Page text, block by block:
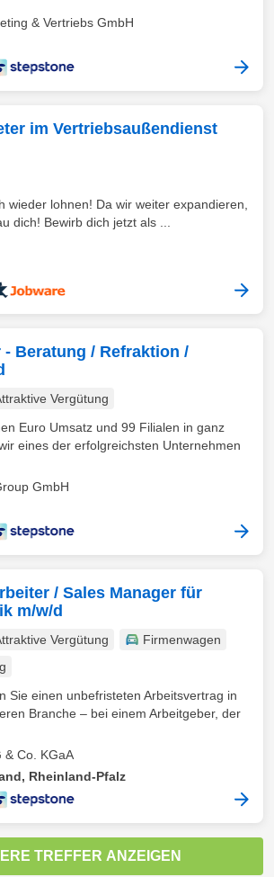
& Vertriebs GmbH
im Vertriebsaußendienst
wieder lohnen! Da wir weiter expandieren,
dich! Bewirb dich jetzt als ...
Beratung / Refraktion /
Vergütung
Euro Umsatz und 99 Filialen in ganz
eines der erfolgreichsten Unternehmen
GmbH
/ Sales Manager für
m/w/d
Vergütung
Firmenwagen
Sie einen unbefristeten Arbeitsvertrag in
Branche – bei einem Arbeitgeber, der
& Co. KGaA
Rheinland-Pfalz
TREFFER ANZEIGEN